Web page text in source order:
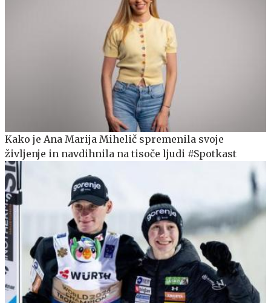
Kako je Ana Marija Mihelič spremenila svoje
življenje in navdihnila na tisoče ljudi #Spotkast